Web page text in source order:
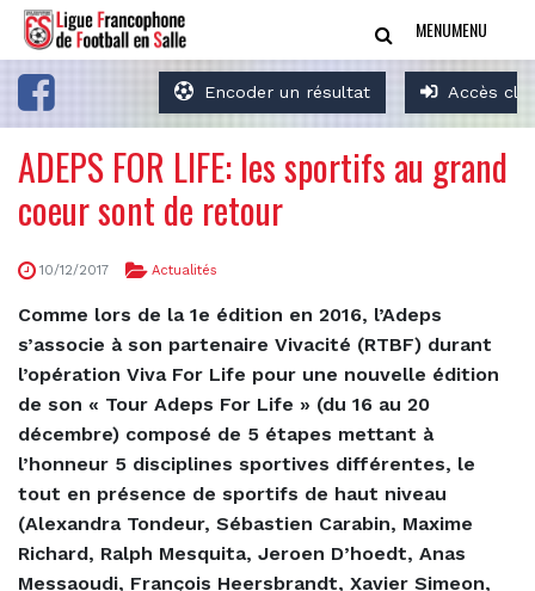
Encoder un résultat Accès
MENUMENU
ADEPS FOR LIFE: les sportifs au grand
coeur sont de retour
10/12/2017 Actualités
Comme lors de la 1e édition en 2016, l’Adeps
s’associe à son partenaire Vivacité (RTBF) durant
l’opération Viva For Life pour une nouvelle édition
de son « Tour Adeps For Life » (du 16 au 20
décembre) composé de 5 étapes mettant à
l’honneur 5 disciplines sportives différentes, le
tout en présence de sportifs de haut niveau
(Alexandra Tondeur, Sébastien Carabin, Maxime
Richard, Ralph Mesquita, Jeroen D’hoedt, Anas
Messaoudi, François Heersbrandt, Xavier Simeon,